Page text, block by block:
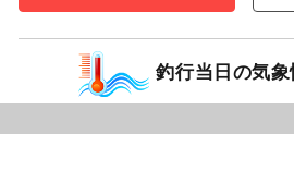
釣行当日の気